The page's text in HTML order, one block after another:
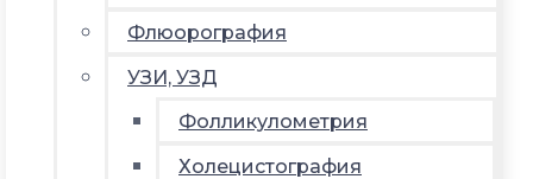
Флюорография
УЗИ, УЗД
Фолликулометрия
Холецистография